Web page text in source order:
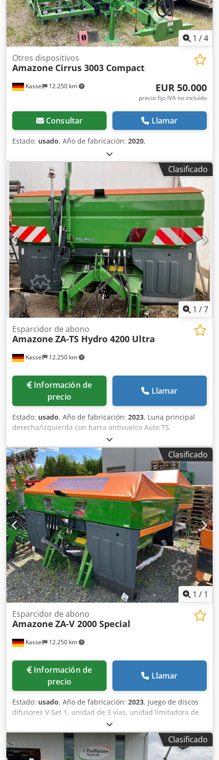
1 /4
Kassel 12.250 km
Otros dispositivos
Amazone Cirrus 3003 Compact
EUR 50.000
precio fijo IVA no incluído
Consultar Llamar
Estado: usado, Año de fabricación: 2020,
Clasificado
1 /7
Kassel 12.250 km
Esparcidor de abono
Amazone ZA-TS Hydro 4200 Ultra
Información de
precio
Llamar
Estado: usado, Año de fabricación: 2023, Luna principal
derecha/izquierda con barra antivuelco Auto TS,
dispositivo parcial / abatible, montado de fábrica. Sensor
de inclinación para sistema de pesaje electrónico / ajuste
del sistema de guía. Componentes de instalación para
sistema de pesaje profesional para dispositivos base ZA
LED / iluminación trasera manual. Dsdpfet A Udgjx Aigock
Clasificado
1 / 1
Kassel 12.250 km
Esparcidor de abono
Amazone ZA-V 2000 Special
Información de
precio
Llamar
Estado: usado, Año de fabricación: 2023, Juego de discos
difusores V-Set 1, unidad de 3 vías, unidad limitadora de
esparcido Limiter V / barra de protección tubular S,
dispositivo de rodillos enchufable, mecanismo de
esparcido ZA-V, sobreestructura de tolva S / 2000 eje de
transmisión con acoplamiento de fricción, componentes de
Clasificado